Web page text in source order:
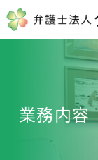
業務内容